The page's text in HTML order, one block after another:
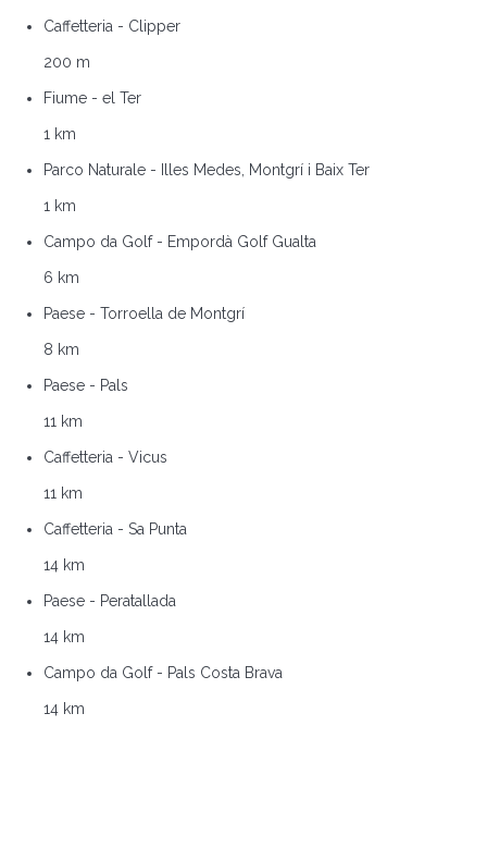
Caffetteria - Clipper
200 m
Fiume - el Ter
1 km
Parco Naturale - Illes Medes, Montgrí i Baix Ter
1 km
Campo da Golf - Empordà Golf Gualta
6 km
Paese - Torroella de Montgrí
8 km
Paese - Pals
11 km
Caffetteria - Vicus
11 km
Caffetteria - Sa Punta
14 km
Paese - Peratallada
14 km
Campo da Golf - Pals Costa Brava
14 km